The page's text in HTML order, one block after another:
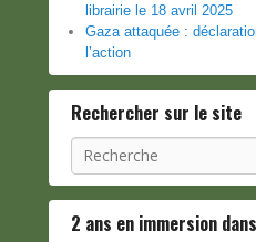
librairie le 18 avril 2025
Gaza attaquée :
l’action
Rechercher sur le site
Recherche
2 ans en immersion